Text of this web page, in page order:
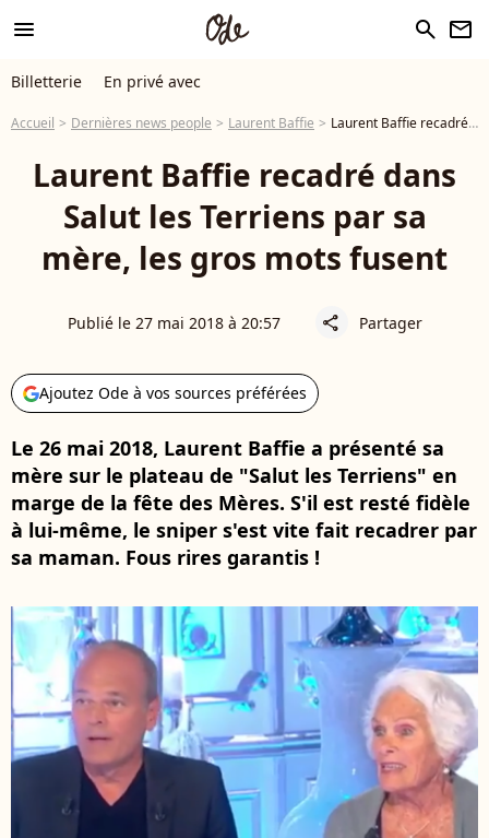
menu search newsletter
Billetterie En privé avec
Accueil Dernières news people Laurent Baffie Laurent Baffie recadré dans Salut les Terriens par sa mère, les gros mots fusent
Laurent Baffie recadré dans
Salut les Terriens par sa
mère, les gros mots fusent
Publié le 27 mai 2018 à 20:57 share Partager
Ajoutez Ode à vos sources préférées
Le 26 mai 2018, Laurent Baffie a présenté sa
mère sur le plateau de "Salut les Terriens" en
marge de la fête des Mères. S'il est resté fidèle
à lui-même, le sniper s'est vite fait recadrer par
sa maman. Fous rires garantis !